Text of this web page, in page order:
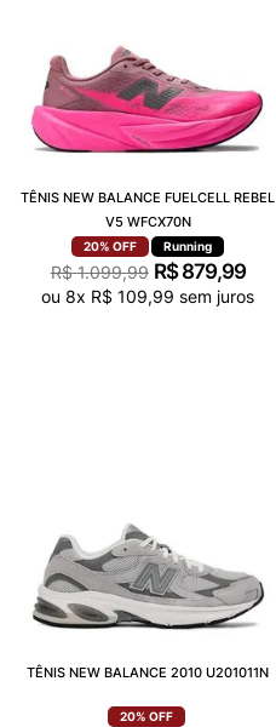
TÊNIS NEW BALANCE FUELCELL REBEL
V5 WFCX70N
20% OFF Running
R$ 1.099,99 R$ 879,99
ou8x R$ 109,99 sem juros
TÊNIS NEW BALANCE 2010 U201011N
20% OFF